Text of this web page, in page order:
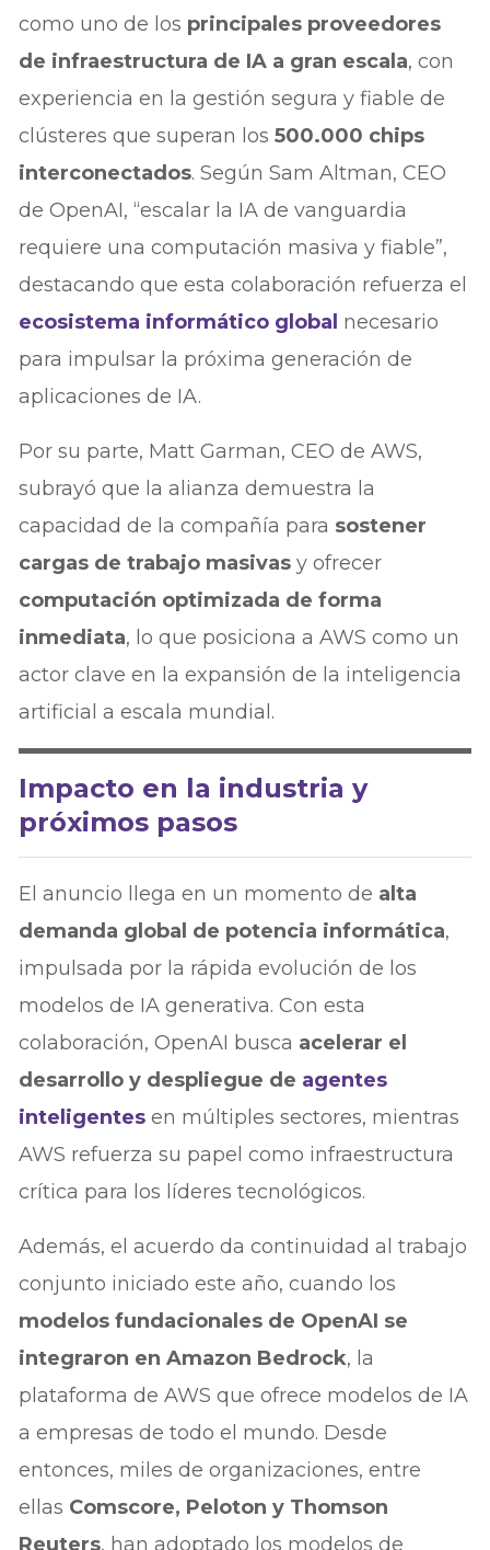
como uno de los principales proveedores
de infraestructura de IA a gran escala, con
experiencia en la gestión segura y fiable de
clústeres que superan los500.000 chips
interconectados. Según Sam Altman, CEO
de OpenAI, “escalar la IA de vanguardia
requiere una computación masiva y fiable”,
destacando que esta colaboración refuerza el
ecosistema informático global necesario
para impulsar la próxima generación de
aplicaciones de IA.
Por su parte, Matt Garman, CEO de AWS,
subrayó que la alianza demuestra la
capacidad de la compañía para sostener
cargas de trabajo masivas y ofrecer
computación optimizada de forma
inmediata, lo que posiciona a AWS como un
actor clave en la expansión de la inteligencia
artificial a escala mundial.
Impacto en la industria y
próximos pasos
El anuncio llega en un momento de alta
demanda global de potencia informática,
impulsada por la rápida evolución de los
modelos de IA generativa. Con esta
colaboración, OpenAI busca acelerar el
desarrollo y despliegue de agentes
inteligentes en múltiples sectores, mientras
AWS refuerza su papel como infraestructura
crítica para los líderes tecnológicos.
Además, el acuerdo da continuidad al trabajo
conjunto iniciado este año, cuando los
modelos fundacionales de OpenAI se
integraron en Amazon Bedrock, la
plataforma de AWS que ofrece modelos de IA
a empresas de todo el mundo. Desde
entonces, miles de organizaciones, entre
ellas Comscore, Peloton y Thomson
Reuters, han adoptado los modelos de